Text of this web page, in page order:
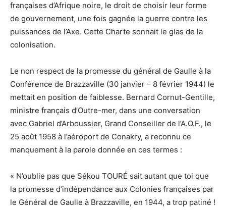
françaises d’Afrique noire, le droit de choisir leur forme
de gouvernement, une fois gagnée la guerre contre les
puissances de l’Axe. Cette Charte sonnait le glas de la
colonisation.
Le non respect de la promesse du général de Gaulle à la
Conférence de Brazzaville (30 janvier – 8 février 1944) le
mettait en position de faiblesse. Bernard Cornut-Gentille,
ministre français d’Outre-mer, dans une conversation
avec Gabriel d’Arboussier, Grand Conseiller de l’A.O.F., le
25 août 1958 à l’aéroport de Conakry, a reconnu ce
manquement à la parole donnée en ces termes :
« N’oublie pas que Sékou TOURÉ sait autant que toi que
la promesse d’indépendance aux Colonies françaises par
le Général de Gaulle à Brazzaville, en 1944, a trop patiné !